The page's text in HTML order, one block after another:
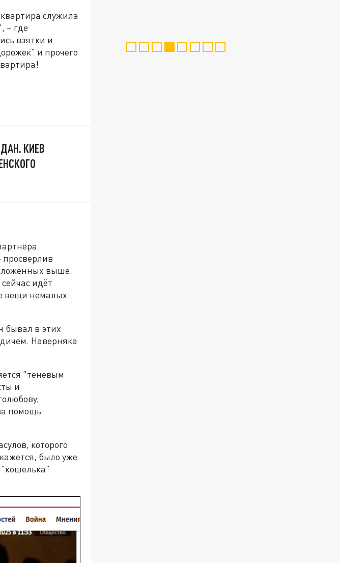
служила
– где
взятки и
и прочего
КИЕВ
выше.
идёт
вещи немалых
бывал в этих
Наверняка
"теневым
и
помощь
которого
было уже
"кошелька"